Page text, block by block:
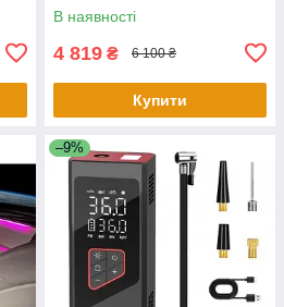
В наявності
4 819 ₴ 6 100 ₴
Купити
–9%